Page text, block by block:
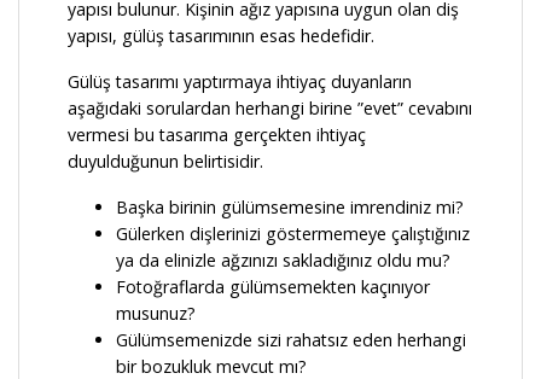
yapısı bulunur. Kişinin ağız yapısına uygun olan diş
yapısı, gülüş tasarımının esas hedefidir.
Gülüş tasarımı yaptırmaya ihtiyaç duyanların
aşağıdaki sorulardan herhangi birine ”evet” cevabını
vermesi bu tasarıma gerçekten ihtiyaç
duyulduğunun belirtisidir.
Başka birinin gülümsemesine imrendiniz mi?
Gülerken dişlerinizi göstermemeye çalıştığınız
ya da elinizle ağzınızı sakladığınız oldu mu?
Fotoğraflarda gülümsemekten kaçınıyor
musunuz?
Gülümsemenizde sizi rahatsız eden herhangi
bir bozukluk mevcut mı?